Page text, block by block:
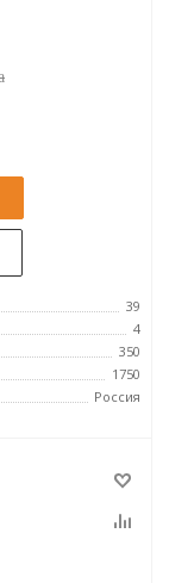
39
4
350
1750
Россия